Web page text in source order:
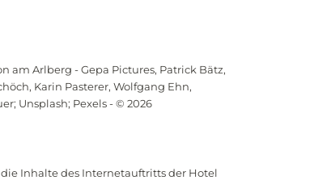
am Arlberg - Gepa Pictures, Patrick Bätz,
Karin Pasterer, Wolfgang Ehn,
Unsplash; Pexels - © 2026
Inhalte des Internetauftritts der Hotel